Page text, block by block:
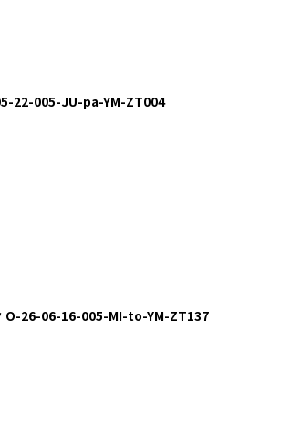
22-005-JU-pa-YM-ZT004
O-26-06-16-005-MI-to-YM-ZT137